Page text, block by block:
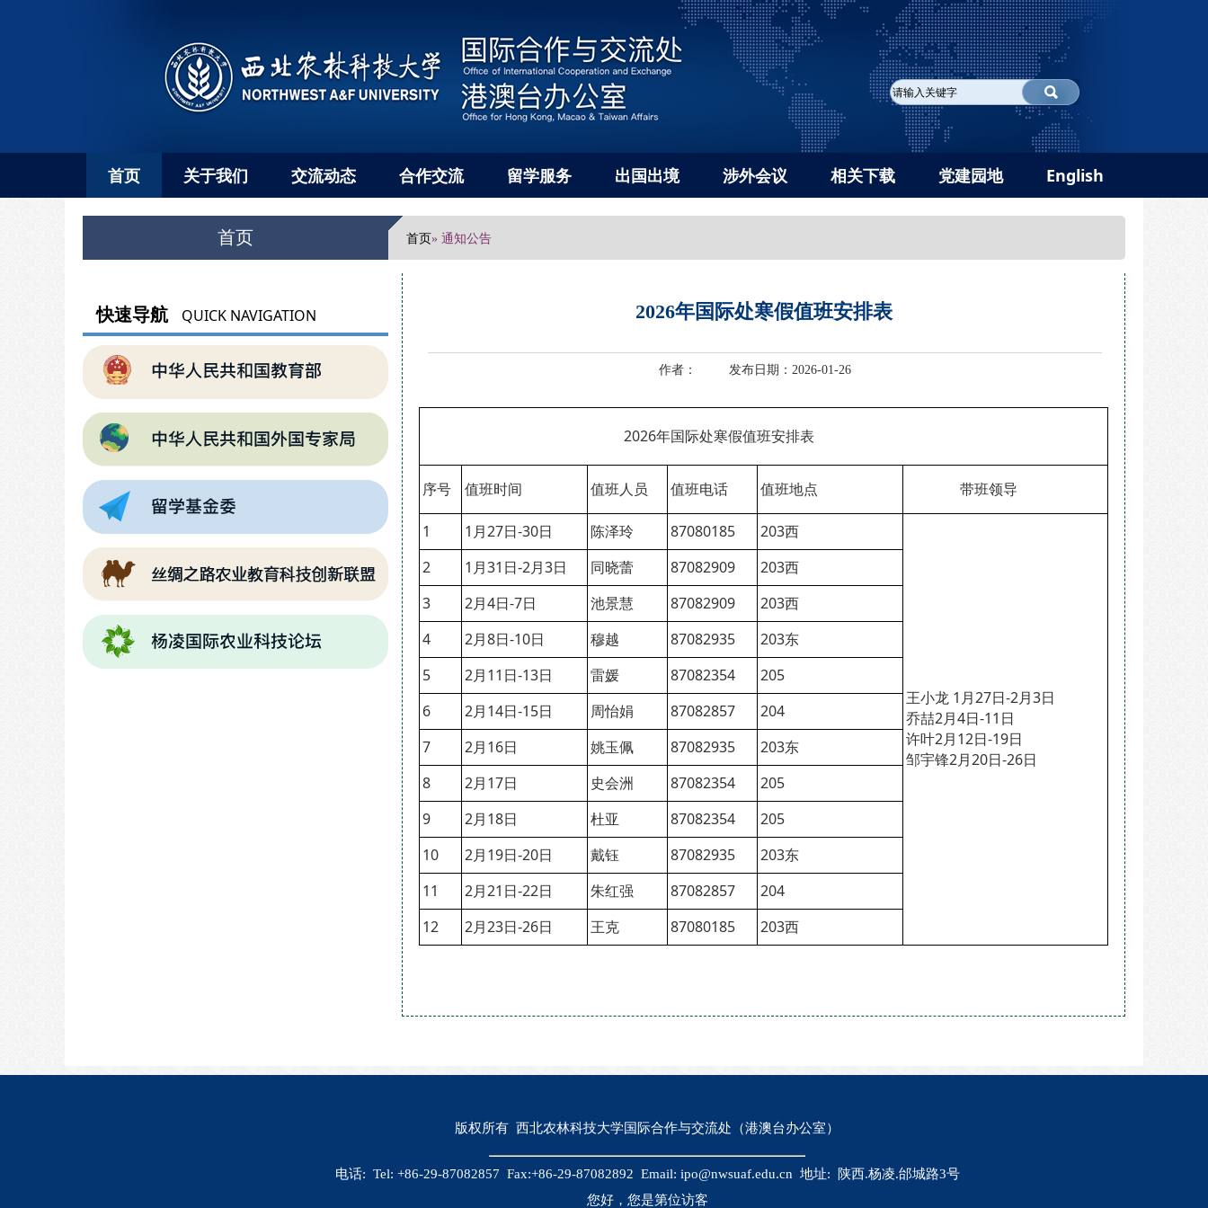
首页 关于我们 交流动态 合作交流 留学服务 出国出境 涉外会议 相关下载 党建园地 English
首页 首页» 通知公告
快速导航 QUICK NAVIGATION 2026年国际处寒假值班安排表
作者： 发布日期：2026-01-26
2026年国际处寒假值班安排表
序号 值班时间 值班人员 值班电话 值班地点 带班领导
1 1月27日-30日 陈泽玲 87080185 203西
王小龙 1月27日-2月3日
乔喆2月4日-11日
许叶2月12日-19日
邹宇锋2月20日-26日
2 1月31日-2月3日 同晓蕾 87082909
203西
3
2月4日-7日 池景慧 87082909
203西
4
2月8日-10日 穆越 87082935
203东
5
2月11日-13日 雷媛 87082354
205
6
2月14日-15日 周怡娟 87082857
204
7
2月16日 姚玉佩 87082935
203东
8
2月17日 史会洲 87082354
205
9
2月18日 杜亚 87082354
205
10
2月19日-20日 戴钰 87082935
203东
11
2月21日-22日 朱红强 87082857
204
12
2月23日-26日 王克 87080185 203西
版权所有 西北农林科技大学国际合作与交流处（港澳台办公室）
电话: Tel: +86-29-87082857 Fax:+86-29-87082892 Email: ipo@nwsuaf.edu.cn 地址: 陕西.杨凌.邰城路3号
您好，您是第位访客